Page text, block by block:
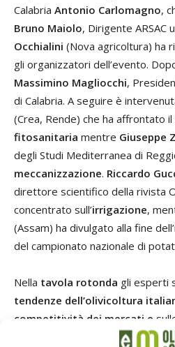
Calabria Antonio Carlomagno,
Bruno Maiolo, Dirigente ARSAC
Occhialini (Nova agricoltura) ha
gli organizzatori dell’evento.
Massimino Magliocchi,
di Calabria. A seguire è
(Crea, Rende) che ha affrontato
fitosanitaria mentre Giuseppe
degli Studi Mediterranea di
meccanizzazione. Riccardo
direttore scientifico della rivista
concentrato sull’irrigazione,
(Assam) ha divulgato alla fine
del campionato nazionale di
Nella tavola rotonda gli esperti
tendenze dell’olivicoltura
competitività dei mercati e
cambiamenti